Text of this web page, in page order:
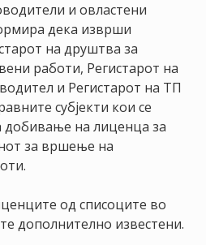
и овластени
дека изврши
на друштва за
работи, Регистарот на
и Регистарот на ТП
субјекти кои се
добивање на лиценца за
за вршење на
од списоците во
дополнително известени.